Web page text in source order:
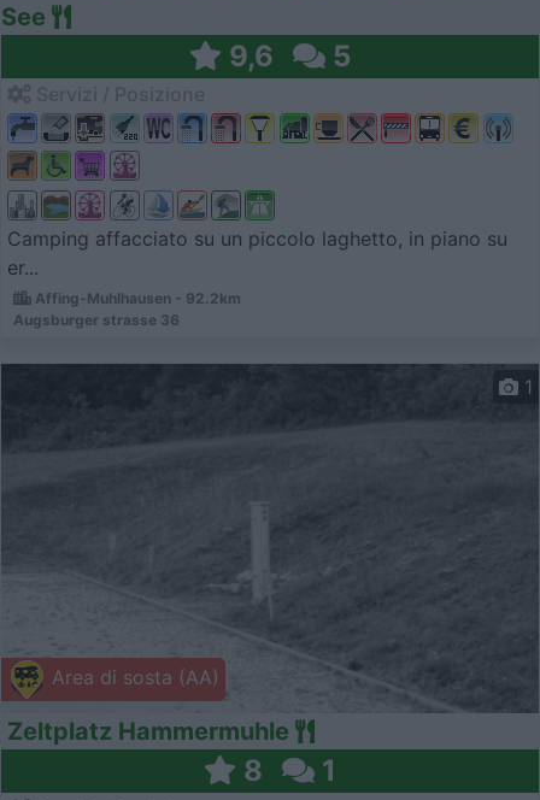
See
9,6 5
Camping affacciato su un piccolo laghetto, in piano su
er...
Affing-Muhlhausen - 92.2km
Augsburger strasse 36
Area di sosta (AA)
1
Zeltplatz Hammermuhle
8 1